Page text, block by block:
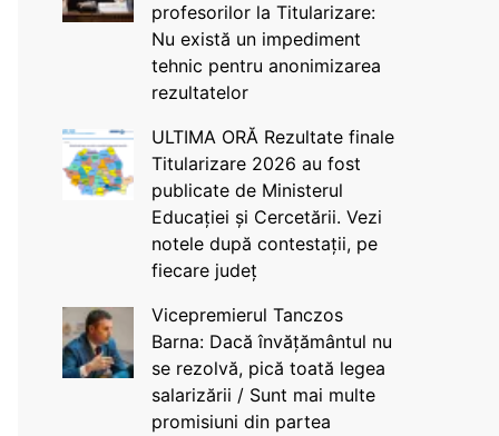
profesorilor la Titularizare:
Nu există un impediment
tehnic pentru anonimizarea
rezultatelor
ULTIMA ORĂ Rezultate finale
Titularizare 2026 au fost
publicate de Ministerul
Educației și Cercetării. Vezi
notele după contestații, pe
fiecare județ
Vicepremierul Tanczos
Barna: Dacă învățământul nu
se rezolvă, pică toată legea
salarizării / Sunt mai multe
promisiuni din partea